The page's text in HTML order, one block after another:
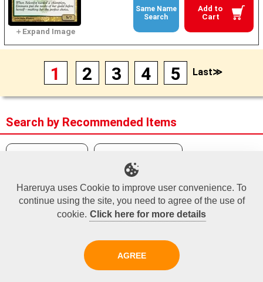
Add to
Cart
Same Name
Search
1 2 3 4 5 Last≫
Search by Recommended Items
Recommend Items Price Down Items Legacy
Japanese Supply Foil Corner
Promo
Hareruya uses Cookie to improve user convenience. To
continue using the site, you need to agree of the use of
cookie. Click here for more details
AGREE